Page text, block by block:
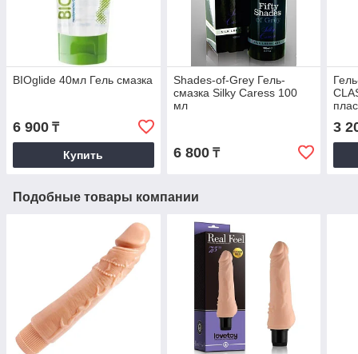
BIOglide 40мл Гель смазка
6 900 ₸
Купить
Shades-of-Grey Гель-
смазка Silky Caress 100
мл
6 800₸
3
Подобные товары компании